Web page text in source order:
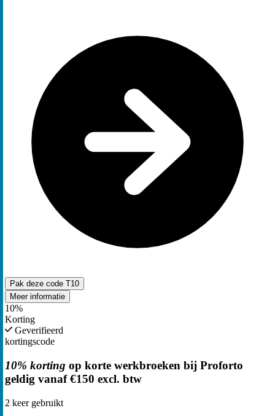
Pak deze code T10
Meer informatie
10%
Korting
Geverifieerd
kortingscode
10% korting op korte werkbroeken bij Proforto
geldig vanaf €150 excl. btw
2 keer gebruikt